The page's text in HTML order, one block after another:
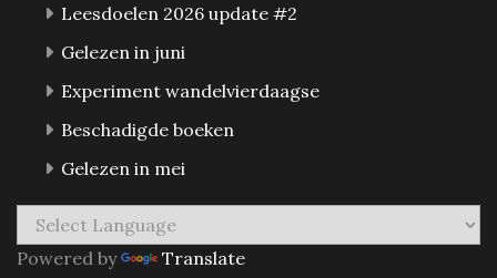
Leesdoelen 2026 update #2
Gelezen in juni
Experiment wandelvierdaagse
Beschadigde boeken
Gelezen in mei
Powered by Translate